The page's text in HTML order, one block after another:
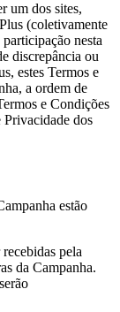
um dos sites,
(coletivamente
nesta
discrepância ou
estes Termos e
a ordem de
e Condições
Privacidade dos
estão
pela
da Campanha.